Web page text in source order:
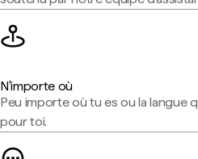
N'importe où
Peu importe où tu es ou la langue
pour toi.